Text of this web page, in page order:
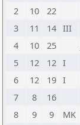
2
10 22
3
11 14 III
4
10 25
5
12 12 I
6
12 19 I
7
8 16
8
9 9 MK